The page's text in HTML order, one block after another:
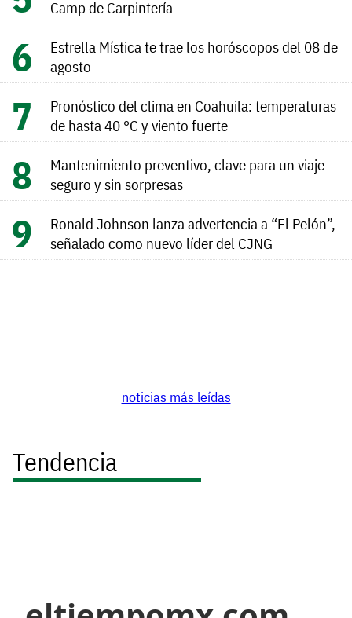
Camp de Carpintería
Estrella Mística te trae los horóscopos del 08 de
agosto
Pronóstico del clima en Coahuila: temperaturas
de hasta 40 °C y viento fuerte
Mantenimiento preventivo, clave para un viaje
seguro y sin sorpresas
Ronald Johnson lanza advertencia a “El Pelón”,
señalado como nuevo líder del CJNG
noticias más leídas
Tendencia